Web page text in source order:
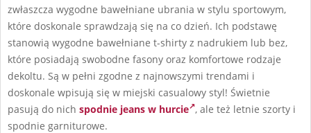
zwłaszcza wygodne bawełniane ubrania w stylu sportowym,
które doskonale sprawdzają się na co dzień. Ich podstawę
stanowią wygodne bawełniane t-shirty z nadrukiem lub bez,
które posiadają swobodne fasony oraz komfortowe rodzaje
dekoltu. Są w pełni zgodne z najnowszymi trendami i
doskonale wpisują się w miejski casualowy styl! Świetnie
pasują do nich spodnie jeans w hurcie , ale też letnie szorty i
spodnie garniturowe.